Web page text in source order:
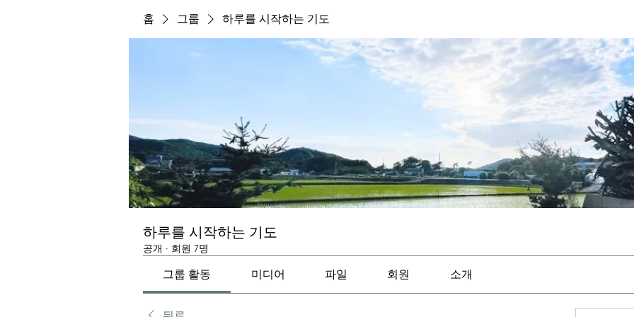
홈 그룹 하루를 시작하는 기도
하루를 시작하는 기도
공개 · 회원 7명
그룹 활동 미디어 파일 회원 소개